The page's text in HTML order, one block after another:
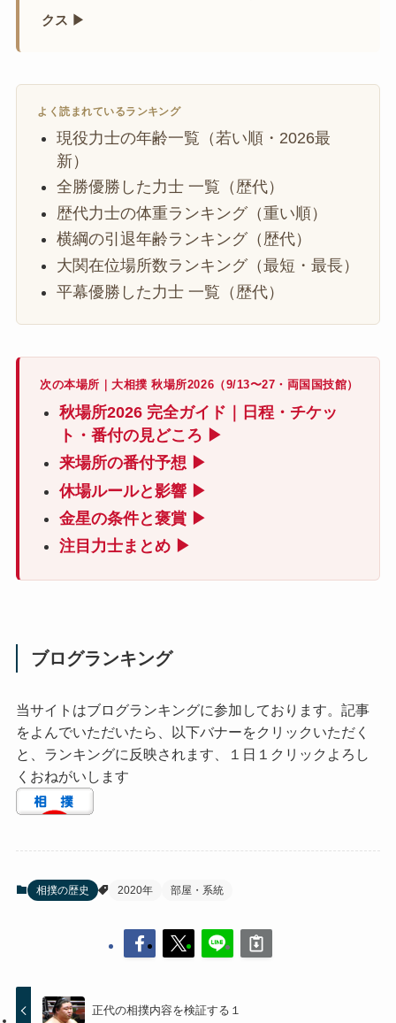
クス ▶
よく読まれているランキング
現役力士の年齢一覧（若い順・2026最
新）
全勝優勝した力士 一覧（歴代）
歴代力士の体重ランキング（重い順）
横綱の引退年齢ランキング（歴代）
大関在位場所数ランキング（最短・最長）
平幕優勝した力士 一覧（歴代）
次の本場所｜大相撲 秋場所2026（9/13〜27・両国国技館）
秋場所2026 完全ガイド｜日程・チケッ
ト・番付の見どころ ▶
来場所の番付予想 ▶
休場ルールと影響 ▶
金星の条件と褒賞 ▶
注目力士まとめ ▶
ブログランキング
当サイトはブログランキングに参加しております。記事
をよんでいただいたら、以下バナーをクリックいただく
と、ランキングに反映されます、１日１クリックよろし
くおねがいします
相撲の歴史 2020年 部屋・系統
正代の相撲内容を検証する１